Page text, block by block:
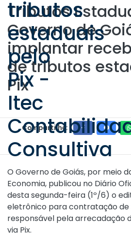
Tributos
Governo de
implantar
de tributos
Pix
Compartilhe:
O Governo de Goiás, por meio
Economia, publicou no Diário
desta segunda-feira (1º/6) o
eletrônico para contratação de
responsável pela arrecadação
via Pix.